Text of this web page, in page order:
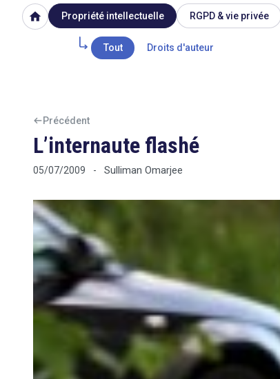
home Propriété intellectuelle RGPD & vie privée
Tout Droits d'auteur
Précédent
L’internaute flashé
05/07/2009 - Sulliman Omarjee